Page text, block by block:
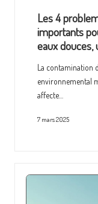
Les 4
importants
eaux douces,
La contamination
environnemental
affecte…
7 mars 2025